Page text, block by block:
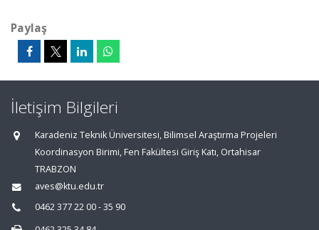
Paylaş
İletişim Bilgileri
Karadeniz Teknik Üniversitesi, Bilimsel Araştırma Projeleri
Koordinasyon Birimi, Fen Fakültesi Giriş Katı, Ortahisar
TRABZON
aves@ktu.edu.tr
0462 377 22 00 - 35 90